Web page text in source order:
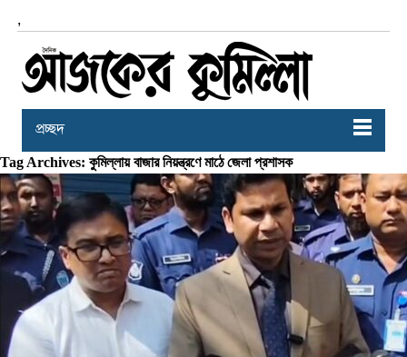
,
প্রচ্ছদ
Tag Archives: কুমিল্লায় বাজার নিয়ন্ত্রণে মাঠে জেলা প্রশাসক